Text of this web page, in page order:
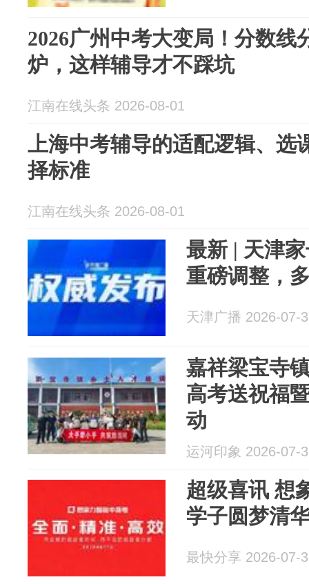
2026广州中考大变局！分数线
炉，这样辅导才不踩坑
江南在线头条 2026-08-01
上海中考辅导的适配逻辑、选
择标准
江南在线头条 2026-08-01
最新 | 天津
重磅调整，
天津广播 2026-07-
嘉祥梁宝寺
高考送祝福
动
运河印象 2026-07-
超级喜讯 想
学子圆梦清
最快分享 2026-07-